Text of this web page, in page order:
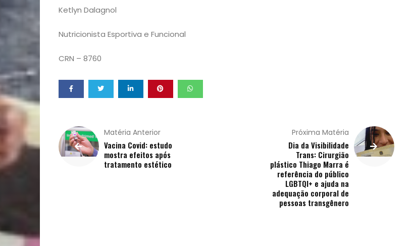
Filhos
Notícias
Opinião
Pets
Receitas
Saúde
Ketlyn Dalagnol
Nutricionista Esportiva e Funcional
CRN – 8760
Matéria Anterior
Vacina Covid: estudo
mostra efeitos após
tratamento estético
Próxima Matéria
Dia da Visibilidade
Trans: Cirurgião
plástico Thiago Marra é
referência do público
LGBTQI+ e ajuda na
adequação corporal de
pessoas transgênero